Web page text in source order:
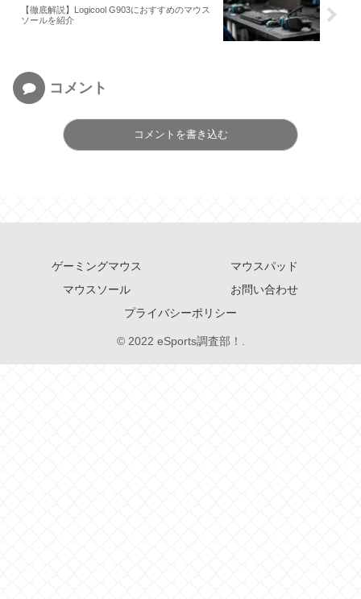
【徹底解説】Logicool G903におすすめのマウス
ソールを紹介
コメント
コメントを書き込む
ゲーミングマウス
マウスパッド
マウスソール
お問い合わせ
プライバシーポリシー
© 2022 eSports調査部！.